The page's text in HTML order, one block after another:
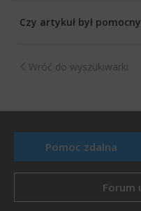
Czy artykuł był
Wróć do wyszukiwarki
Pomoc zdalna
Forum